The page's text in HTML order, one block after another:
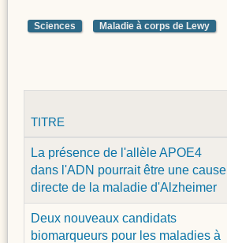
Sciences Maladie à corps de Lewy
TITRE
La présence de l'allèle APOE4
dans l'ADN pourrait être une cause
directe de la maladie d'Alzheimer
Deux nouveaux candidats
biomarqueurs pour les maladies à